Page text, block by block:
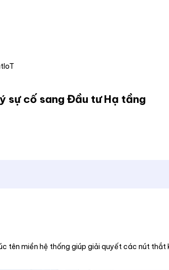
IoT
sự cố sang Đầu tư Hạ tầng
tên miền hệ thống giúp giải quyết các nút